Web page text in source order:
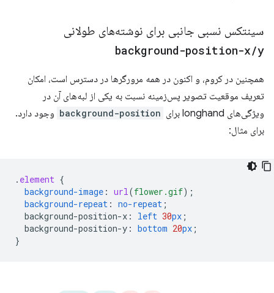
سینتکس نسبی جانبی برای نوشته‌های طولانی
background-position-x/y
همچنین در کروم، و اکنون در همه مرورگرها در دسترس است، امکان
تعریف موقعیت تصویر پس‌زمینه نسبت به یکی از لبه‌های آن در
ویژگی‌های longhand برای
background-position وجود دارد.
برای مثال:
. element {
background-image : url(flower.gif);
background-repeat : no-repeat ;
background-position-x : left 30px ;
background-position-y : bottom 20px ;
}